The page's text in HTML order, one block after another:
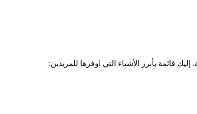
قائمة بأبرز الأشياء التي اوفرها للمريدين: